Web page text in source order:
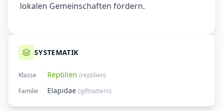
lokalen Gemeinschaften fördern.
SYSTEMATIK
Klasse Reptilien (reptilien)
Familie
Elapidae (giftnattern)